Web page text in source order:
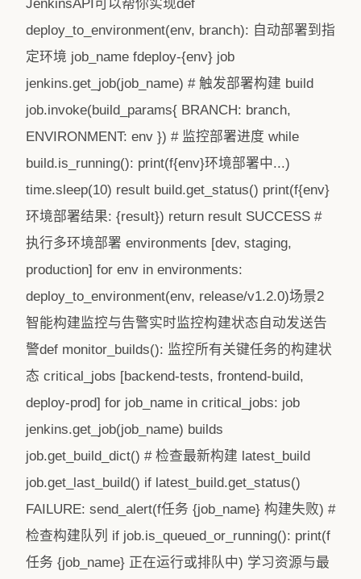
JenkinsAPI可以帮你实现def
deploy_to_environment(env, branch): 自动部署到指
定环境 job_name fdeploy-{env} job
jenkins.get_job(job_name) # 触发部署构建 build
job.invoke(build_params{ BRANCH: branch,
ENVIRONMENT: env }) # 监控部署进度 while
build.is_running(): print(f{env}环境部署中...)
time.sleep(10) result build.get_status() print(f{env}
环境部署结果: {result}) return result SUCCESS #
执行多环境部署 environments [dev, staging,
production] for env in environments:
deploy_to_environment(env, release/v1.2.0)场景2
智能构建监控与告警实时监控构建状态自动发送告
警def monitor_builds(): 监控所有关键任务的构建状
态 critical_jobs [backend-tests, frontend-build,
deploy-prod] for job_name in critical_jobs: job
jenkins.get_job(job_name) builds
job.get_build_dict() # 检查最新构建 latest_build
job.get_last_build() if latest_build.get_status()
FAILURE: send_alert(f任务 {job_name} 构建失败) #
检查构建队列 if job.is_queued_or_running(): print(f
任务 {job_name} 正在运行或排队中) 学习资源与最